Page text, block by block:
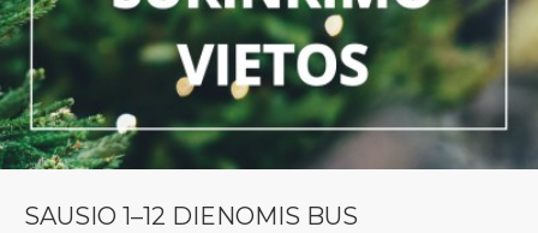
SAUSIO 1–12 DIENOMIS BUS